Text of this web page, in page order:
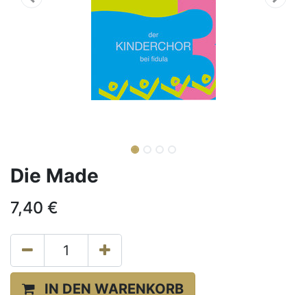
Die Made
7,40 €
IN DEN WARENKORB